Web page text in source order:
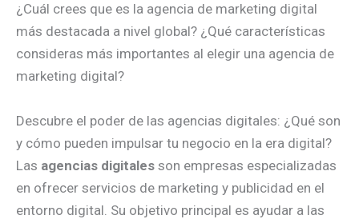
¿Cuál crees que es la agencia de marketing digital
más destacada a nivel global? ¿Qué características
consideras más importantes al elegir una agencia de
marketing digital?
Descubre el poder de las agencias digitales: ¿Qué son
y cómo pueden impulsar tu negocio en la era digital?
Las agencias digitales son empresas especializadas
en ofrecer servicios de marketing y publicidad en el
entorno digital. Su objetivo principal es ayudar a las